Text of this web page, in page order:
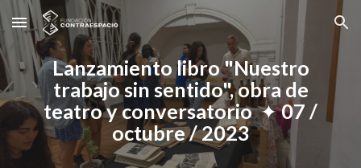
Skip to main content Skip to navigation
Lanzamiento libro "Nuestro
trabajo sin sentido", obra de
teatro y conversatorio✦07 /
octubre/ 2023